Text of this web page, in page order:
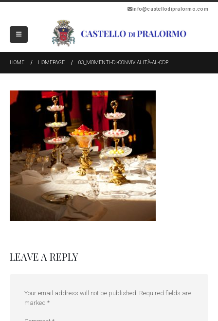
info@castellodipralormo.com
HOME HOMEPAGE 03_MOMENTI-DI-CONVIVIALITÀ-AL-CDP
LEAVE A REPLY
Your email address will not be published. Required fields are
marked *